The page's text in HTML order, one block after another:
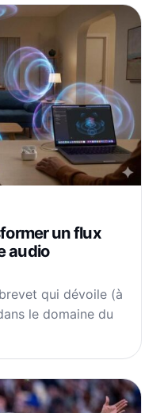
un flux
audio
qui dévoile (à
le domaine du